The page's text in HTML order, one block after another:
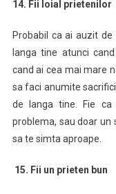
14. Fii loial prietenilor
Probabil ca ai auzit
langa tine atunci
cand ai cea mai mare
sa faci anumite
de langa tine. Fie
problema, sau doar un
sa te simta aproape.
15. Fii un prieten bun